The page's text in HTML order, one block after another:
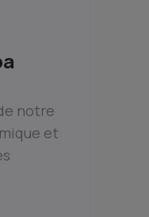
notre
et